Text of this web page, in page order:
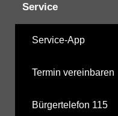
Service
Service-App
Termin vereinbaren
Bürgertelefon 115